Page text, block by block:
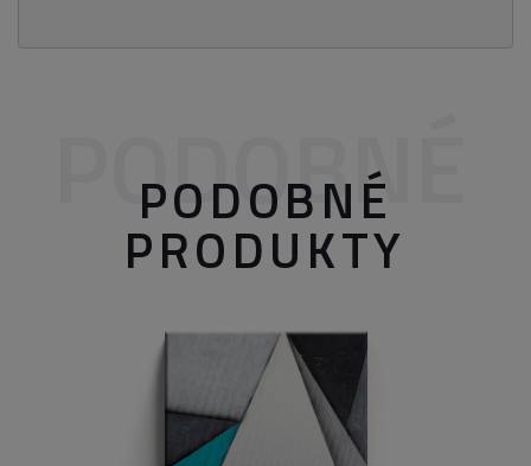
PODOBNÉ
PODOBNÉ
PRODUKTY